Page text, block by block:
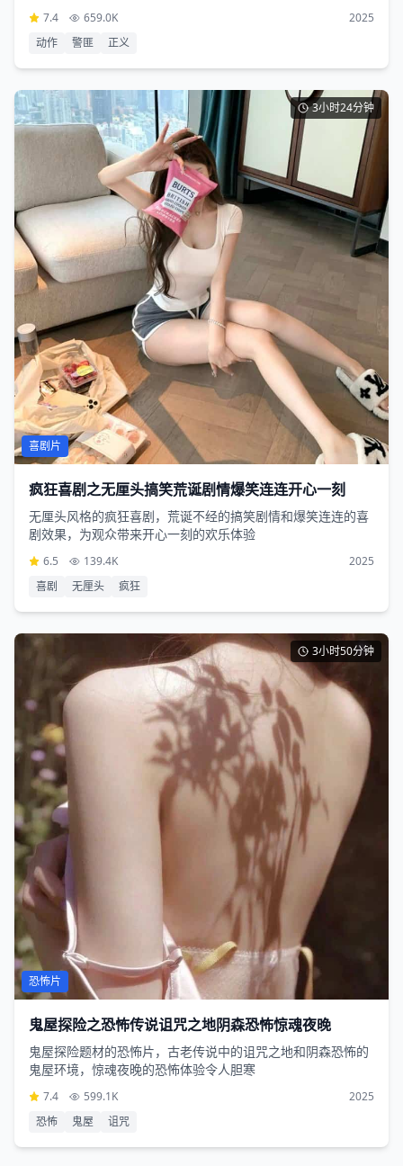
7.4 659.0K
2025
动作
警匪 正义
3小时24分钟
喜剧片
疯狂喜剧之无厘头搞笑荒诞剧情爆笑连连开心一刻
无厘头风格的疯狂喜剧，荒诞不经的搞笑剧情和爆笑连连的喜
剧效果，为观众带来开心一刻的欢乐体验
6.5 139.4K
2025
喜剧
无厘头 疯狂
3小时50分钟
恐怖片
鬼屋探险之恐怖传说诅咒之地阴森恐怖惊魂夜晚
鬼屋探险题材的恐怖片，古老传说中的诅咒之地和阴森恐怖的
鬼屋环境，惊魂夜晚的恐怖体验令人胆寒
7.4 599.1K
2025
恐怖
鬼屋 诅咒